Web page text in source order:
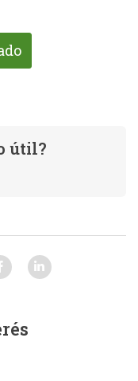
útil?